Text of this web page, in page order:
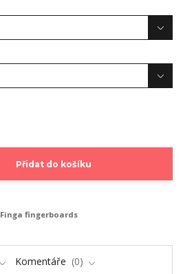
Přidat do košíku
Finga fingerboards
Komentáře
0